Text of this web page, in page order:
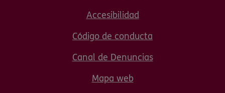
Accesibilidad
Código de conducta
Canal de Denuncias
Mapa web